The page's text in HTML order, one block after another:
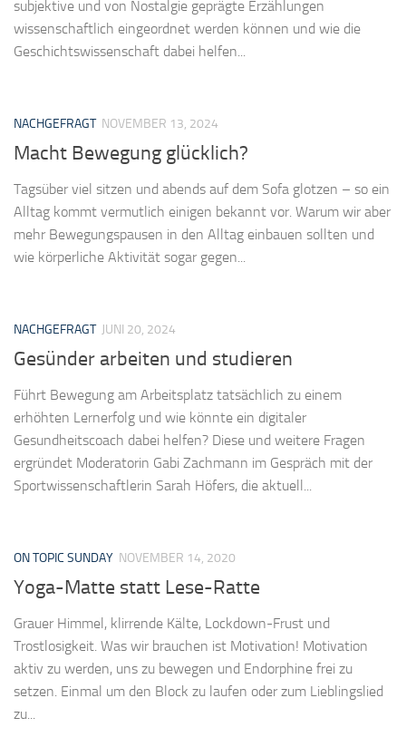
subjektive und von Nostalgie geprägte Erzählungen
wissenschaftlich eingeordnet werden können und wie die
Geschichtswissenschaft dabei helfen...
NACHGEFRAGT NOVEMBER 13, 2024
Macht Bewegung glücklich?
Tagsüber viel sitzen und abends auf dem Sofa glotzen – so ein
Alltag kommt vermutlich einigen bekannt vor. Warum wir aber
mehr Bewegungspausen in den Alltag einbauen sollten und
wie körperliche Aktivität sogar gegen...
NACHGEFRAGT JUNI 20, 2024
Gesünder arbeiten und studieren
Führt Bewegung am Arbeitsplatz tatsächlich zu einem
erhöhten Lernerfolg und wie könnte ein digitaler
Gesundheitscoach dabei helfen? Diese und weitere Fragen
ergründet Moderatorin Gabi Zachmann im Gespräch mit der
Sportwissenschaftlerin Sarah Höfers, die aktuell...
ON TOPIC SUNDAY NOVEMBER 14, 2020
Yoga-Matte statt Lese-Ratte
Grauer Himmel, klirrende Kälte, Lockdown-Frust und
Trostlosigkeit. Was wir brauchen ist Motivation! Motivation
aktiv zu werden, uns zu bewegen und Endorphine frei zu
setzen. Einmal um den Block zu laufen oder zum Lieblingslied
zu...